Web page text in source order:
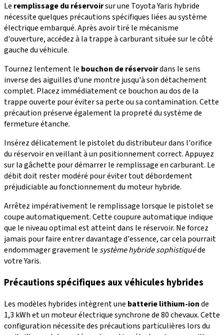
Le remplissage du réservoirsur une Toyota Yaris hybride
nécessite quelques précautions spécifiques liées au système
électrique embarqué. Après avoir tiré le mécanisme
d'ouverture, accédez à la trappe à carburant située sur le côté
gauche du véhicule.
Tournez lentement le bouchon de réservoirdans le sens
inverse des aiguilles d'une montre jusqu'à son détachement
complet. Placez immédiatement ce bouchon au dos de la
trappe ouverte pour éviter sa perte ou sa contamination. Cette
précaution préserve également la propreté du système de
fermeture étanche.
Insérez délicatement le pistolet du distributeur dans l'orifice
du réservoir en veillant à un positionnement correct. Appuyez
sur la gâchette pour démarrer le remplissage en carburant. Le
débit doit rester modéré pour éviter tout débordement
préjudiciable au fonctionnement du moteur hybride.
Arrêtez impérativement le remplissage lorsque le pistolet se
coupe automatiquement. Cette coupure automatique indique
que le niveau optimal est atteint dans le réservoir. Ne forcez
jamais pour faire entrer davantage d'essence, car cela pourrait
endommager gravement le système hybride sophistiquéde
votre Yaris.
Précautions spécifiques aux véhicules hybrides
Les modèles hybrides intègrent une batterie lithium-ionde
1,3 kWh et un moteur électrique synchrone de 80 chevaux. Cette
configuration nécessite des précautions particulières lors du